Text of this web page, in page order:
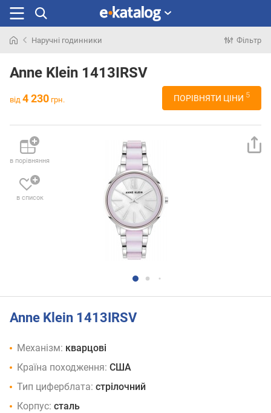
раніше
Наручні годинники Фільтр
Anne Klein 1413IRSV
від 4 230 грн. ПОРІВНЯТИ ЦІНИ 5
в порівняння
в список
Anne Klein 1413IRSV
Механізм: кварцові
Країна походження: США
Тип циферблата: стрілочний
Корпус: сталь